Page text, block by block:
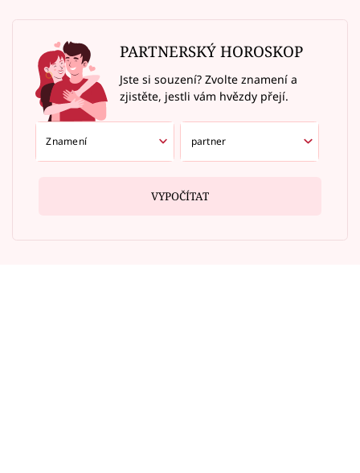
PARTNERSKÝ HOROSKOP
Jste si souzení? Zvolte znamení a
zjistěte, jestli vám hvězdy přejí.
VYPOČÍTAT